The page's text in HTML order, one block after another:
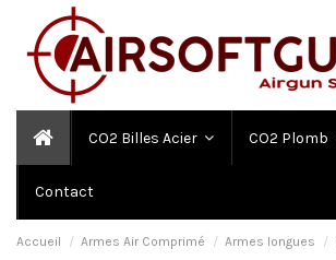
CO2 Billes Acier CO2 Plomb
Contact
Accueil Armes Air Comprimé Armes longues